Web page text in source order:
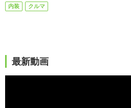
内装 クルマ
最新動画